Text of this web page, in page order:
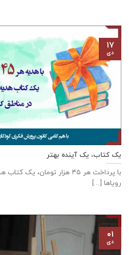
یک کتاب، یک آینده بهتر
با پرداخت هر ۴۵ هزار
رویاها [...]
۱۷
دی
۰۱
دی